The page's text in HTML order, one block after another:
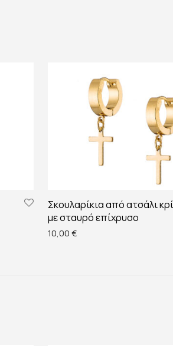
12,00 €.
Σκουλαρίκια από ατσάλι
με σταυρό επίχρυσο
10,00 €